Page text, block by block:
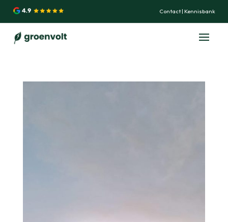
Contact| Kennisbank